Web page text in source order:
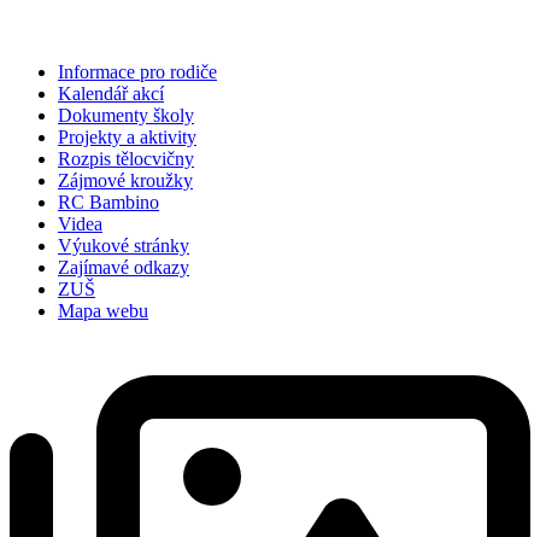
Informace pro rodiče
Kalendář akcí
Dokumenty školy
Projekty a aktivity
Rozpis tělocvičny
Zájmové kroužky
RC Bambino
Videa
Výukové stránky
Zajímavé odkazy
ZUŠ
Mapa webu